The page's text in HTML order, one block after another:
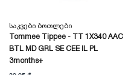
Საკვები Ბოთლები
Tommee Tippee - TT 1X340 AAC
BTL MD GRL SE CEE IL PL
3months+